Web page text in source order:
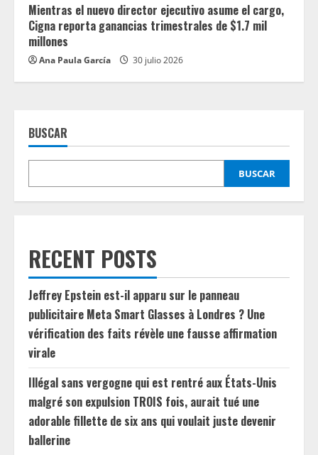
Mientras el nuevo director ejecutivo asume el cargo,
Cigna reporta ganancias trimestrales de $1.7 mil
millones
Ana Paula García 30 julio 2026
BUSCAR
BUSCAR
RECENT POSTS
Jeffrey Epstein est-il apparu sur le panneau
publicitaire Meta Smart Glasses à Londres ? Une
vérification des faits révèle une fausse affirmation
virale
Illégal sans vergogne qui est rentré aux États-Unis
malgré son expulsion TROIS fois, aurait tué une
adorable fillette de six ans qui voulait juste devenir
ballerine